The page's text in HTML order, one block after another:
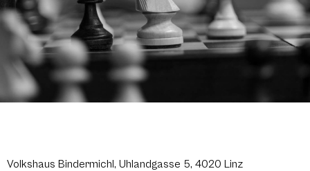
Volkshaus Bindermichl, Uhlandgasse 5, 4020 Linz